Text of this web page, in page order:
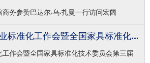
务参赞巴达尔·乌·扎曼一行访问宏阔
标准化工作会暨全国家具标准化...
作会暨全国家具标准化技术委员会第三届